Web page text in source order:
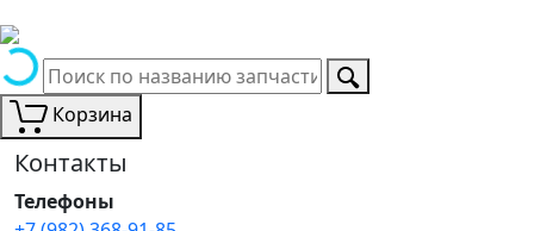
Корзина
Контакты
Телефоны